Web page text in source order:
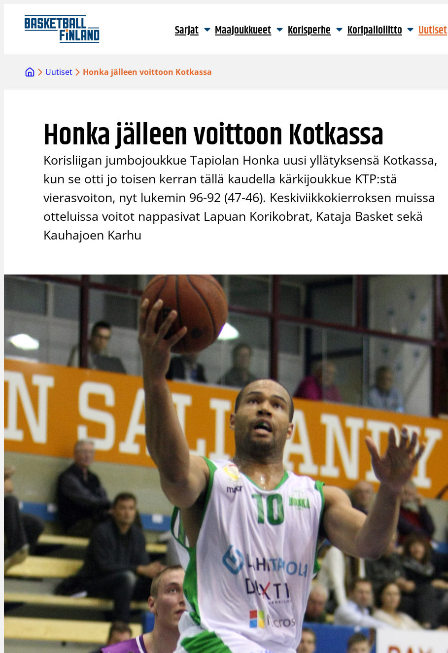
sisältöön
Sarjat Maajoukkueet Korisperhe Koripalloliitto Uutiset
Uutiset Honka jälleen voittoon Kotkassa
Honka jälleen voittoon Kotkassa
Korisliigan jumbojoukkue Tapiolan Honka uusi yllätyksensä Kotkassa,
kun se otti jo toisen kerran tällä kaudella kärkijoukkue KTP:stä
vierasvoiton, nyt lukemin 96-92 (47-46). Keskiviikkokierroksen muissa
otteluissa voitot nappasivat Lapuan Korikobrat, Kataja Basket sekä
Kauhajoen Karhu